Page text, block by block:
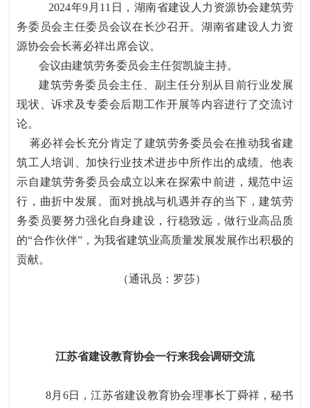
2024年9月11日，湖南省建设人力资源协会建筑劳
务委员会主任委员会议在长沙召开。湖南省建设人力资
源协会会长蒋必祥出席会议。
会议由建筑劳务委员会主任贺凯旋主持。
建筑劳务委员会主任、副主任分别从目前行业发展
现状、诉求及专委会后期工作开展等内容进行了交流讨
论。
蒋必祥会长充分肯定了建筑劳务委员会在推动我省建
筑工人培训、加快行业技术进步中所作出的成绩。他表
示自建筑劳务委员会成立以来在探索中前进，规范中运
行，曲折中发展。面对挑战与机遇并存的当下，建筑劳
务委员要努力强化自身建设，行稳致远，做行业高品质
的“合作伙伴”，为我省建筑业高质量发展发展作出积极的
贡献。
（通讯员：罗莎）
江苏省建设教育协会一行来我会调研交流
8月6日，江苏省建设教育协会理事长丁舜祥，秘书